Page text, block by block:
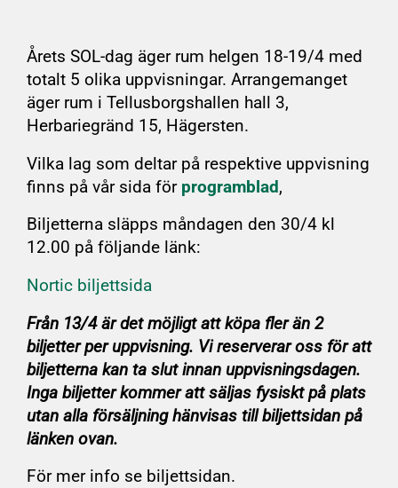
Årets SOL-dag äger rum helgen 18-19/4 med
totalt 5 olika uppvisningar. Arrangemanget
äger rum i Tellusborgshallen hall 3,
Herbariegränd 15, Hägersten.
Vilka lag som deltar på respektive uppvisning
finns på vår sida för programblad,
Biljetterna släpps måndagen den 30/4 kl
12.00 på följande länk:
Nortic biljettsida
Från 13/4 är det möjligt att köpa fler än 2
biljetter per uppvisning. Vi reserverar oss för att
biljetterna kan ta slut innan uppvisningsdagen.
Inga biljetter kommer att säljas fysiskt på plats
utan alla försäljning hänvisas till biljettsidan på
länken ovan.
För mer info se biljettsidan.